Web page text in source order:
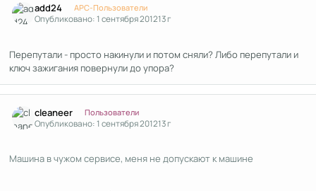
add24 APC-Пользователи
Опубликовано:1 сентября 201213 г
Перепутали - просто накинули и потом сняли? Либо перепутали и
ключ зажигания повернули до упора?
cleaneer Пользователи
Опубликовано:1 сентября 201213 г
Машина в чужом сервисе, меня не допускают к машине